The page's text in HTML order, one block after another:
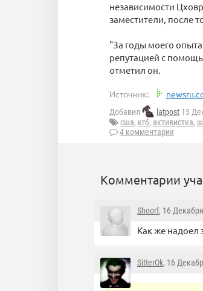
независимости
заместители, после
"За годы моего опыта
репутацией с
отметил он.
Источник:
Добавил latpost 15
сша, кгб, активистка,
4 комментария
Комментарии
Shoorf, 16
Как же надоел
SitterOk, 16